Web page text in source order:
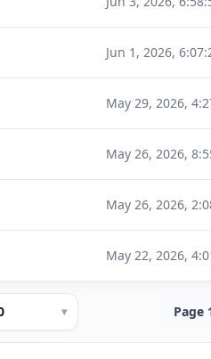
Jun 1, 2026,
May 29, 2026,
May 26, 2026,
May 26, 2026,
May 22, 2026,
▾ Page